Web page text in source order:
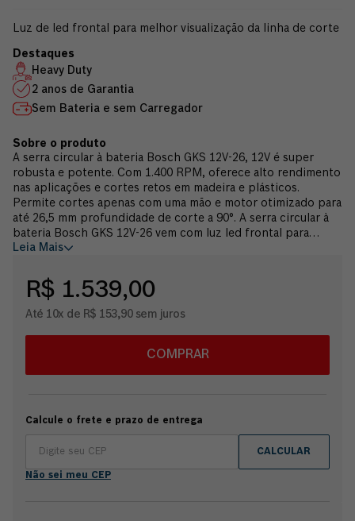
Luz de led frontal para melhor visualização da linha de corte
Heavy Duty
2 anos de Garantia
Sem Bateria e sem Carregador
A serra circular à bateria Bosch GKS 12V-26, 12V é super
robusta e potente. Com 1.400 RPM, oferece alto rendimento
nas aplicações e cortes retos em madeira e plásticos.
Permite cortes apenas com uma mão e motor otimizado para
até 26,5 mm profundidade de corte a 90°. A serra circular à
bateria Bosch GKS 12V-26 vem com luz led frontal para
melhor visualização da linha de corte mesmo em ambientes
conforto ao usuário e aplicações versáteis. Compacta, a
serra circular possui a melhor relação potência x tamanho e
garante cortes rápidos e precisos com total praticidade.
para marceneiros, instaladores em geral, construtores,
carpinteiros, dentre outros. A serra circular à bateria Bosch
baterias e carregadores 12V Bosch. Garantia 2 anos.
Leia Mais
R$ 1.539,00
Até 10x de R$ 153,90 sem juros
COMPRAR
Calcule o frete e prazo de entrega
CALCULAR
Não sei meu CEP